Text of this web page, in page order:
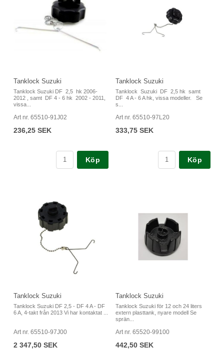
Tanklock Suzuki
Tanklock Suzuki DF 2,5 hk 2006-
2012 , samt DF 4 - 6 hk 2002 - 2011,
vissa...
Art nr. 65510-91J02
236,25 SEK
Köp
Tanklock Suzuki
Tanklock Suzuki DF 2,5 hk samt
DF 4 A - 6 A hk, vissa modeller. Se
s...
Art nr. 65510-97L20
333,75 SEK
Köp
Tanklock Suzuki
Tanklock Suzuki DF 2,5 - DF 4 A - DF
6 A, 4-takt från 2013 Vi har kontaktat ...
Art nr. 65510-97J00
2 347,50 SEK
Tanklock Suzuki
Tanklock Suzuki för 12 och 24 liters
extern plasttank, nyare modell Se
sprän...
Art nr. 65520-99100
442,50 SEK